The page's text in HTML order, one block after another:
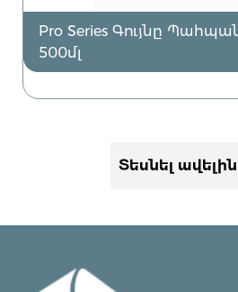
Pro Series Գույնը
500մլ
Տեսնել ավելին